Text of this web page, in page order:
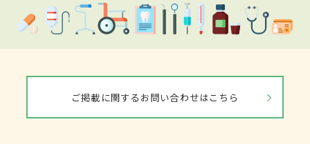
ご掲載に関するお問い合わせはこちら